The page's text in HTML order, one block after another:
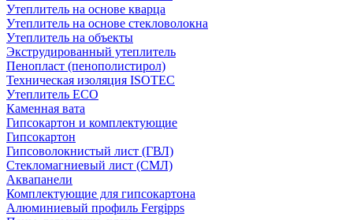
Утеплитель на основе кварца
Утеплитель на основе стекловолокна
Утеплитель на объекты
Экструдированный утеплитель
Пенопласт (пенополистирол)
Техническая изоляция ISOTEC
Утеплитель ECO
Каменная вата
Гипсокартон и комплектующие
Гипсокартон
Гипсоволокнистый лист (ГВЛ)
Стекломагниевый лист (СМЛ)
Аквапанели
Комплектующие для гипсокартона
Алюминиевый профиль Fergipps